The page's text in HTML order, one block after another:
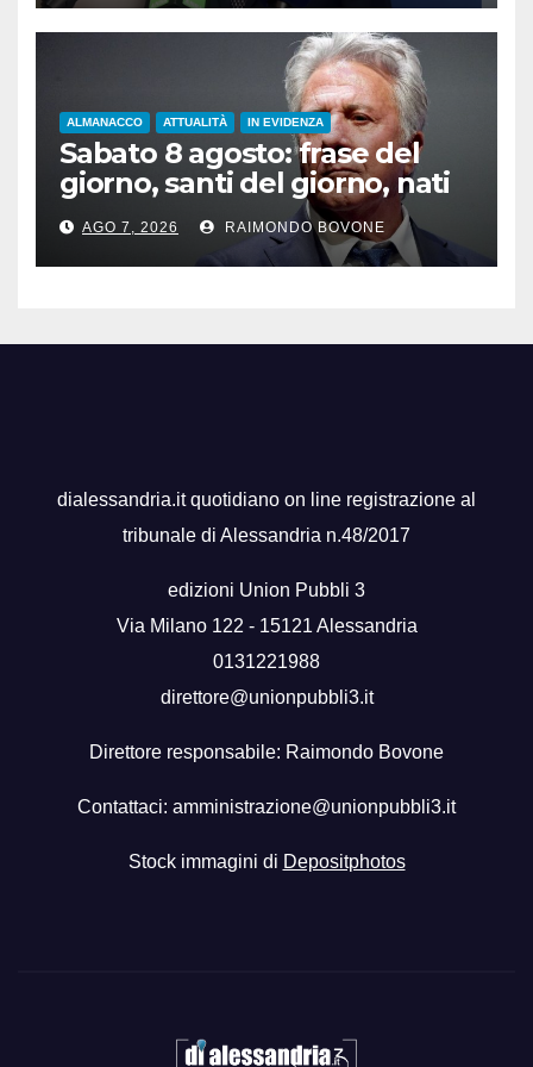
ALMANACCO ATTUALITÀ IN EVIDENZA
Sabato 8 agosto: frase del
giorno, santi del giorno, nati
famosi, accadde oggi
AGO 7, 2026 RAIMONDO BOVONE
dialessandria.it quotidiano on line registrazione al
tribunale di Alessandria n.48/2017
edizioni Union Pubbli 3
Via Milano 122 - 15121 Alessandria
0131221988
direttore@unionpubbli3.it
Direttore responsabile: Raimondo Bovone
Contattaci: amministrazione@unionpubbli3.it
Stock immagini di Depositphotos